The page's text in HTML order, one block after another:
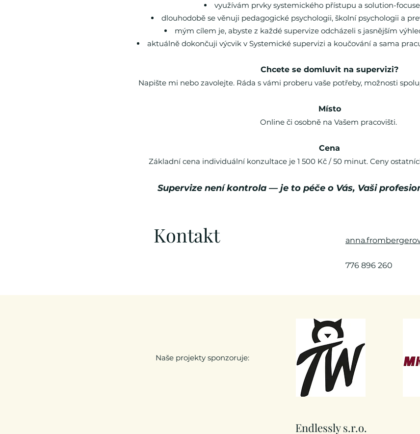
využívám prvky systemického přístupu a solution-
dlouhodobě se věnuji pedagogické psychologii, školní psychologii a
mým cílem je, abyste z každé supervize odcházeli s jasnějším
aktuálně dokončuji výcvik v Systemické supervizi a koučování a sama
Chcete se domluvit na supervizi?
Napište mi nebo zavolejte. Ráda s vámi proberu vaše potřeby, možnosti
Místo
Online či osobně na Vašem pracovišti.
Cena
Základní cena individuální konzultace je 1 500 Kč / 50 minut. Ceny
Supervize není kontrola — je to péče o Vás, Vaši
Kontakt
776 896 260
Naše projekty sponzoruje:
Endlessly s.r.o.